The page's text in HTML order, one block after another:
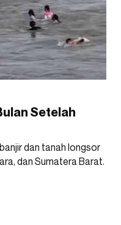
Setelah
dan tanah longsor
dan Sumatera Barat.